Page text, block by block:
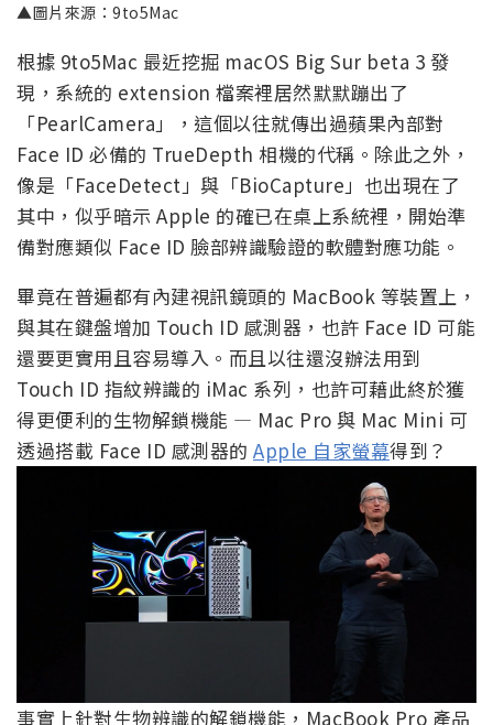
▲圖片來源：9to5Mac
根據 9to5Mac 最近挖掘 macOS Big Sur beta 3 發
現，系統的 extension 檔案裡居然默默蹦出了
「PearlCamera」，這個以往就傳出過蘋果內部對
Face ID 必備的 TrueDepth 相機的代稱。除此之外，
像是「FaceDetect」與「BioCapture」也出現在了
其中，似乎暗示 Apple 的確已在桌上系統裡，開始準
備對應類似 Face ID 臉部辨識驗證的軟體對應功能。
畢竟在普遍都有內建視訊鏡頭的 MacBook 等裝置上，
與其在鍵盤增加 Touch ID 感測器，也許 Face ID 可能
還要更實用且容易導入。而且以往還沒辦法用到
Touch ID 指紋辨識的 iMac 系列，也許可藉此終於獲
得更便利的生物解鎖機能 — Mac Pro 與 Mac Mini 可
透過搭載 Face ID 感測器的 Apple 自家螢幕得到？
事實上針對生物辨識的解鎖機能，MacBook Pro 產品